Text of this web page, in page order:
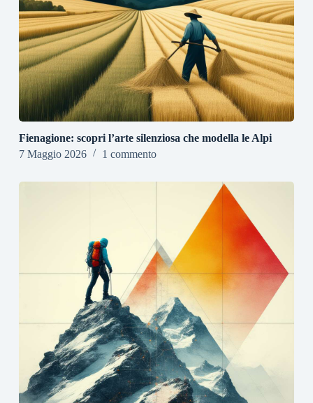
Fienagione: scopri l’arte silenziosa che modella le Alpi
7 Maggio 2026
1 commento